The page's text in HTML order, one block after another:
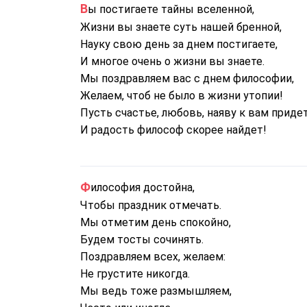
Вы постигаете тайны вселенной,
Жизни вы знаете суть нашей бренной,
Науку свою день за днем постигаете,
И многое очень о жизни вы знаете.
Мы поздравляем вас с днем философии,
Желаем, чтоб не было в жизни утопии!
Пусть счастье, любовь, наяву к вам
И радость философ скорее найдет!
Философия достойна,
Чтобы праздник отмечать.
Мы отметим день спокойно,
Будем тосты сочинять.
Поздравляем всех, желаем:
Не грустите никогда.
Мы ведь тоже размышляем,